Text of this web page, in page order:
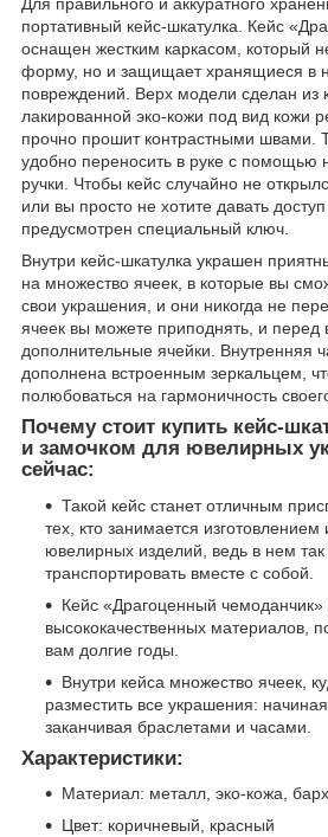
портативный кейс-шкатулка. Кейс
оснащен жестким каркасом, который
форму, но и защищает хранящиеся в
повреждений. Верх модели сделан из
лакированной эко-кожи под вид кожи
прочно прошит контрастными швами.
удобно переносить в руке с помощью
ручки. Чтобы кейс случайно не
или вы просто не хотите давать
предусмотрен специальный ключ.
Внутри кейс-шкатулка украшен
на множество ячеек, в которые вы
свои украшения, и они никогда не
ячеек вы можете приподнять, и перед
дополнительные ячейки. Внутренняя
дополнена встроенным зеркальцем,
полюбоваться на гармоничность
Почему стоит купить кейс-
и замочком для ювелирных
сейчас:
Такой кейс станет отличным
тех, кто занимается
ювелирных изделий, ведь в нем так
транспортировать вместе с собой.
Кейс «Драгоценный чемоданчик»
высококачественных материалов,
вам долгие годы.
Внутри кейса множество ячеек,
разместить все украшения:
заканчивая браслетами и часами.
Характеристики:
Материал: металл, эко-кожа,
Цвет: коричневый, красный